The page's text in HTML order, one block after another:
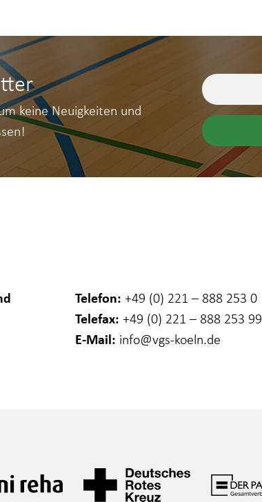
keine Neuigkeiten und
Telefon: +49 (0) 221 – 888 253 0
Telefax: +49 (0) 221 – 888 253 99
E-Mail: info@vgs-koeln.de